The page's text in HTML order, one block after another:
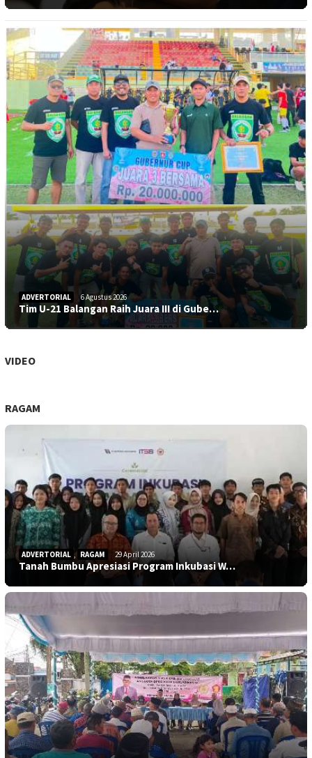
ADVERTORIAL 6 Agustus 2026
Tim U-21 Balangan Raih Juara III di Gube…
VIDEO
RAGAM
ADVERTORIAL , RAGAM 29 April 2026
Tanah Bumbu Apresiasi Program Inkubasi W…